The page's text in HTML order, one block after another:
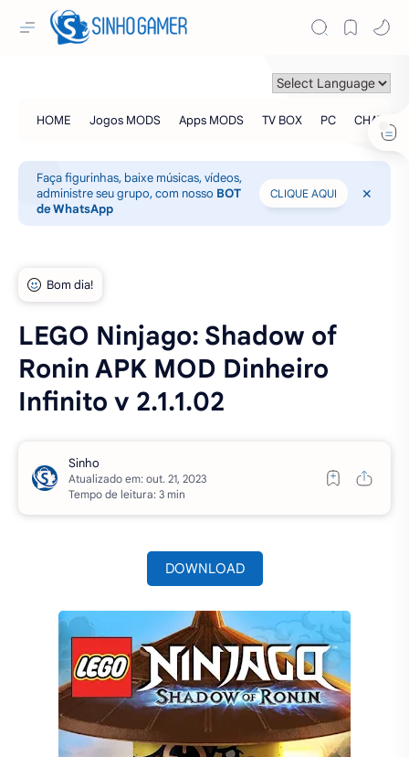
Faça figurinhas, baixe músicas, vídeos,
administre seu grupo, com nosso BOT
de WhatsApp
CLIQUE AQUI
LEGO Ninjago: Shadow of
Ronin APK MOD Dinheiro
Infinito v 2.1.1.02
Atualizado em:
Tempo de leitura: 3 min
DOWNLOAD